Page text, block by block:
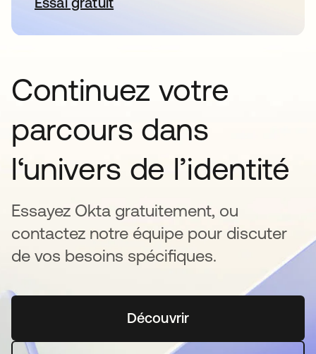
Continuez votre
parcours dans
l‘univers de l’identité
Essayez Okta gratuitement, ou
contactez notre équipe pour discuter
de vos besoins spécifiques.
Découvrirs’ouvre dans un nouvel